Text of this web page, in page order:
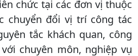
chức tại các đơn vị thuộc
chuyển đổi vị trí công tác
tắc khách quan, công
chuyên môn, nghiệp vụ